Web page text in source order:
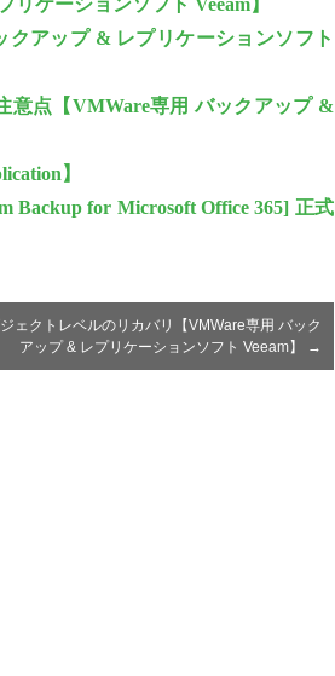
アップ & レプリケーションソフト
意点【VMWare専用 バックアップ &
】
Backup for Microsoft Office 365] 正式
ェクトレベルのリカバリ【VMWare専用 バック
アップ & レプリケーションソフト Veeam】
→